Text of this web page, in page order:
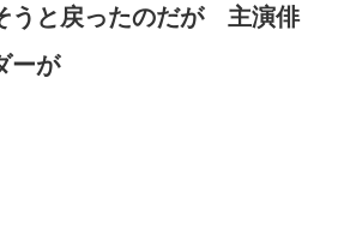
うと戻ったのだが 主演俳
ーが